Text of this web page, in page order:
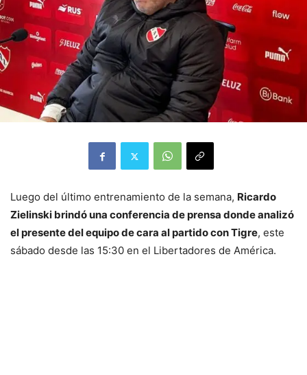
Luego del último entrenamiento de la semana, Ricardo
Zielinski brindó una conferencia de prensa donde analizó
el presente del equipo de cara al partido con Tigre, este
sábado desde las 15:30 en el Libertadores de América.